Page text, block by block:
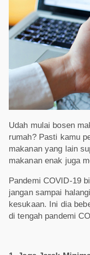
Udah mulai bosen
rumah? Pasti kamu
makanan yang lain
makanan enak juga
Pandemi COVID-19
jangan sampai
kesukaan. Ini dia
di tengah pandemi